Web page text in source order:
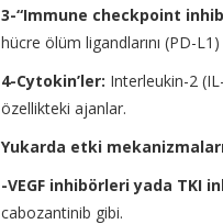
3-“Immune checkpoint
hücre ölüm ligandlarını (PD-
4-Cytokin’ler: Interleukin-2
özellikteki ajanlar.
Yukarda etki
-VEGF inhibörleri yada TKI
cabozantinib gibi.